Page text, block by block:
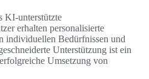
KI-unterstützte
erhalten personalisierte
individuellen Bedürfnissen und
Unterstützung ist ein
Umsetzung von